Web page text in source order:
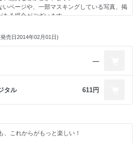
トアップ”が私の毎日を変えてくれる！
歳のREAL BOOK 35歳の｢お金｣
春の“いい女”通勤劇場
スニーカーがはきたいんです！｣
最愛バッグとバッグの中身
こなれたブラウス どれ買う？ どう着る？ Q＆
！ な｢バイカラーバッグ｣を指名買い
ユニクロで“きちんと”＆“こなれた”セット買
れた脚もこの春はストッキングが(マル必）で
こなれたケア これがホントの｢効く美白｣
！
りコーヒー”しています
ページや、一部マスキングしている写真、掲
ある場合がございます。
ップ『女の時間割』。
まってきちゃいました！
れ特ダネ』ノートブック
｢本革ポーチ･トリプルセット｣をプレゼント！
6名にプレゼント！
た！ 計14名にプレゼント！
売日2014年02月01日)
―
タル 611円
これからがもっと楽しい！